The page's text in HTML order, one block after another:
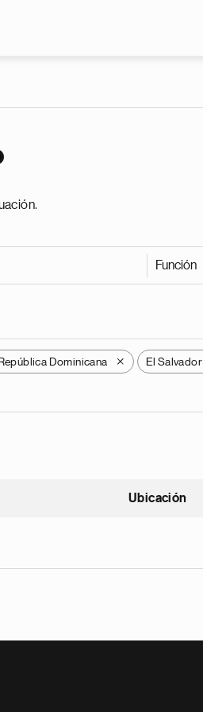
Función
República Dominicana X El Salvador
ascendente
Ubicación